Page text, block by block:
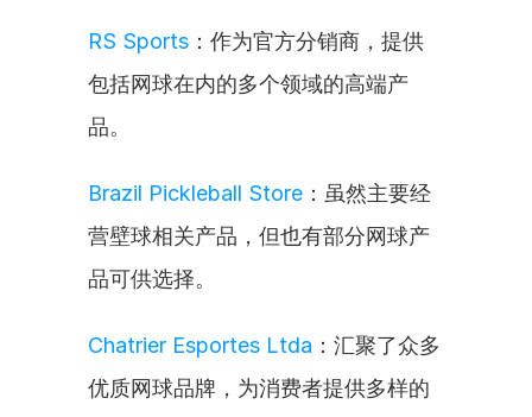
RS Sports ：作为官方分销商，提供
包括网球在内的多个领域的高端产
品。
Brazil Pickleball Store ：虽然主要经
营壁球相关产品，但也有部分网球产
品可供选择。
Chatrier Esportes Ltda ：汇聚了众多
优质网球品牌，为消费者提供多样的